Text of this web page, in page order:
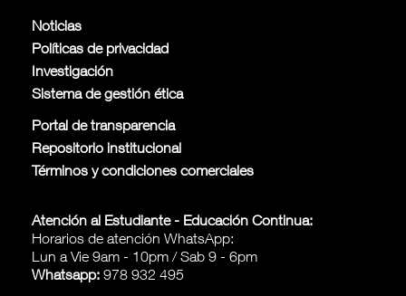
Noticias
Políticas de privacidad
Investigación
Sistema de gestión ética
Portal de transparencia
Repositorio institucional
Términos y condiciones comerciales
Atención al Estudiante - Educación Continua:
Horarios de atención WhatsApp:
Lun a Vie 9am - 10pm / Sab 9 - 6pm
Whatsapp: 978 932 495